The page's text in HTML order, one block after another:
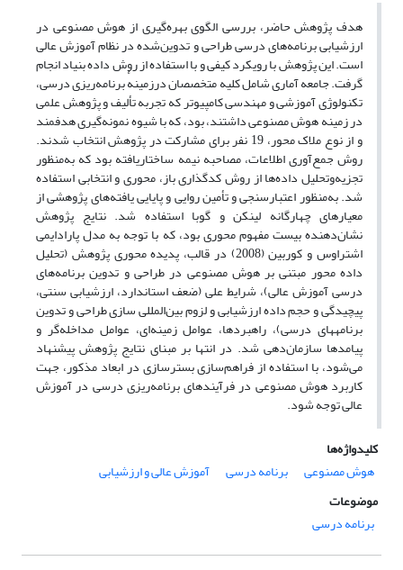
هدف پژوهش حاضر، بررسی الگوی بهره‌گیری از هوش مصنوعی در
ارزشیابی برنامه‌های درسی طراحی و تدوین‌شده در نظام آموزش عالی
است. این پژوهش با رویکرد کیفی و با استفاده از روش داده بنیاد انجام
گرفت. جامعه آماری شامل کلیه متخصصان درزمینهٔ برنامه‌ریزی درسی،
تکنولوژی آموزشی و مهندسی کامپیوتر که تجربه تألیف و پژوهش علمی
در زمینه هوش مصنوعی داشتند، بود، که با شیوه نمونه‌گیری هدفمند
و از نوع ملاک محور، 19 نفر برای مشارکت در پژوهش انتخاب شدند.
روش جمع‌آوری اطلاعات، مصاحبه نیمه ساختاریافته بود که به‌منظور
تجزیه‌وتحلیل داده‌ها از روش کدگذاری باز، محوری و انتخابی استفاده
شد. به‌منظور اعتبارسنجی و تأمین روایی و پایایی یافته‌های پژوهشی از
معیارهای چهارگانه لینکن و گوبا استفاده شد. نتایج پژوهش
نشان‌دهنده بیست مفهوم محوری بود، که با توجه به مدل پارادایمی
اشتراوس و کوربین (2008) در قالب، پدیده محوری پژوهش (تحلیل
داده محور مبتنی بر هوش مصنوعی در طراحی و تدوین برنامه‌های
درسی آموزش عالی)، شرایط علی (ضعف استاندارد، ارزشیابی سنتی،
پیچیدگی و حجم داده ارزشیابی و لزوم بین‌المللی سازی طراحی و تدوین
برنامه‏های درسی)، راهبردها، عوامل زمینه‌ای، عوامل مداخله‌گر و
پیامدها سازمان‌دهی شد. در انتها بر مبنای نتایج پژوهش پیشنهاد
می‌شود، با استفاده از فراهم‌سازی بسترسازی در ابعاد مذکور، جهت
کاربرد هوش مصنوعی در فرآیندهای برنامه‌ریزی درسی در آموزش
عالی توجه شود.
کلیدواژه‌ها
هوش مصنوعی
برنامه درسی
آموزش عالی و ارزشیابی
موضوعات
برنامه درسی